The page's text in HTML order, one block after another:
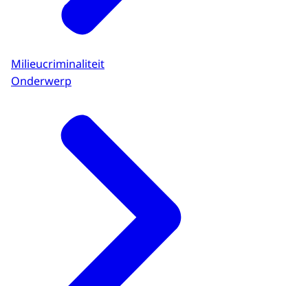
Milieucriminaliteit
Onderwerp